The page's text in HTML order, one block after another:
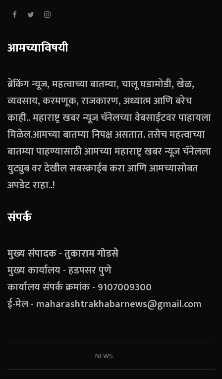
आमच्याविषयी
ब्रेकिंग न्यूज, महत्वाच्या बातम्या, चालू घडामोडी, खेळ,
व्यवसाय, करमणूक, राजकारण, अध्यात्म आणि बरेच
काही.. महाराष्ट्र खबर न्यूज चॅनेलच्या वेबसाईटवर पाहायला
मिळेल.आमच्या बातम्या निपक्ष असतात. तसेच महत्वाच्या
बातम्या पाहण्यासाठी आमच्या महाराष्ट्र खबर न्यूज चॅनेलला
युट्युब वर देखील सबस्क्राईब करा आणि आमच्यासोबत
अपडेट राहा..!
संपर्क
मुख्य संपादक - तुकाराम गोडसे
मुख्य कार्यालय - हडपसर पुणे
कार्यालय संपर्क क्रमांक - 9107009300
ई-मेल - maharashtrakhabarnews@gmail.com
NEWS